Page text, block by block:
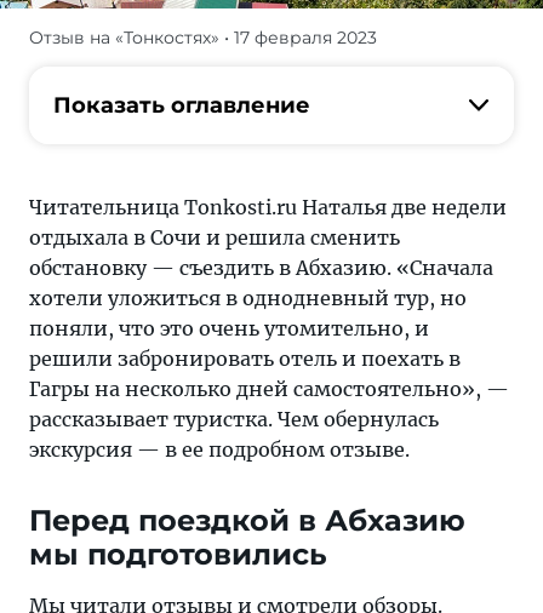
Мы
отзывы
что
страну,
уровень
жизни
ниже,
и
Отзыв на «Тонкостях» • 17 февраля 2023
Показать оглавление
Читательница Tonkosti.ru Наталья две недели
отдыхала в Сочи и решила сменить
обстановку — съездить в Абхазию. «Сначала
хотели уложиться в однодневный тур, но
поняли, что это очень утомительно, и
решили забронировать отель и поехать в
Гагры на несколько дней самостоятельно», —
рассказывает туристка. Чем обернулась
экскурсия — в ее подробном отзыве.
Перед поездкой в Абхазию
мы подготовились
Мы читали отзывы и смотрели обзоры.